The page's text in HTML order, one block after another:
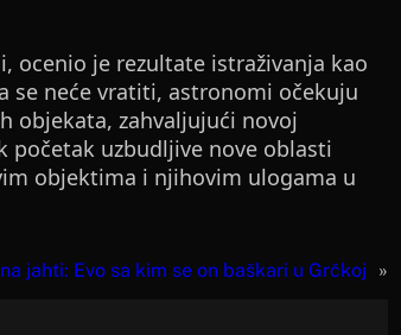
ocenio je rezultate istraživanja kao
se neće vratiti, astronomi očekuju
objekata, zahvaljujući novoj
početak uzbudljive nove oblasti
objektima i njihovim ulogama u
jahti: Evo sa kim se on baškari u Grčkoj »